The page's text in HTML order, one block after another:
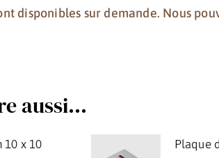
disponibles sur demande. Nous
aussi…
10 x 10
Plaque